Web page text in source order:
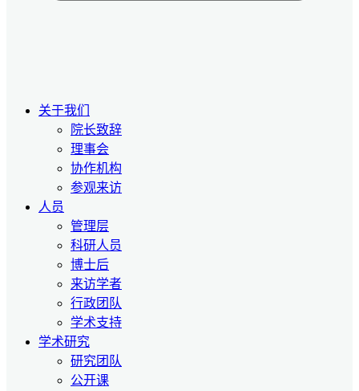
关于我们
院长致辞
理事会
协作机构
参观来访
人员
管理层
科研人员
博士后
来访学者
行政团队
学术支持
学术研究
研究团队
公开课